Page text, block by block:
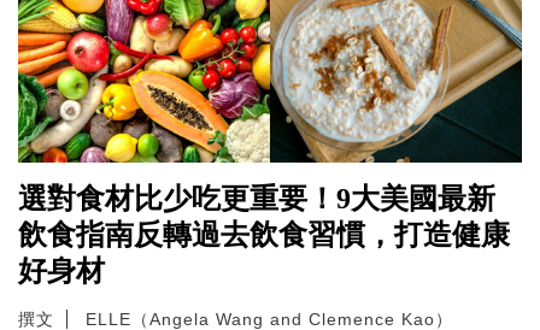
選對食材比少吃更重要！9大美國最新
飲食指南反轉過去飲食習慣，打造健康
好身材
撰文 ELLE（Angela Wang and Clemence Kao）